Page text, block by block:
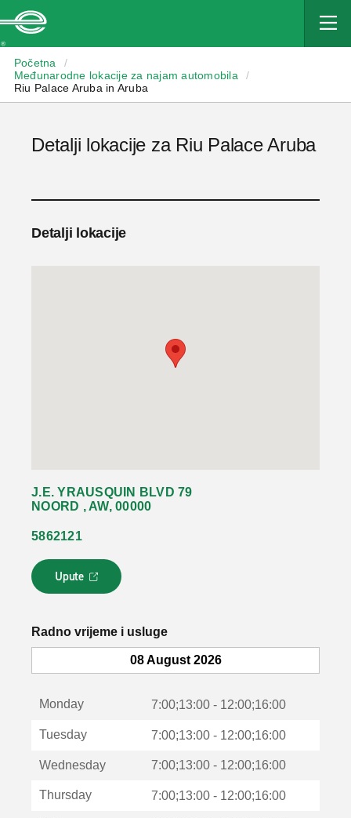
Početna
/
Međunarodne lokacije za najam automobila
/
Riu Palace Aruba in Aruba
Detalji lokacije za Riu Palace Aruba
Detalji lokacije
J.E. YRAUSQUIN BLVD 79
NOORD , AW, 00000
5862121
Upute
L
i
k
o
u
Radno vrijeme i usluge
08 August 2026
Monday 7:00;13:00 - 12:00;16:00
Tuesday 7:00;13:00 - 12:00;16:00
Wednesday 7:00;13:00 - 12:00;16:00
Thursday 7:00;13:00 - 12:00;16:00